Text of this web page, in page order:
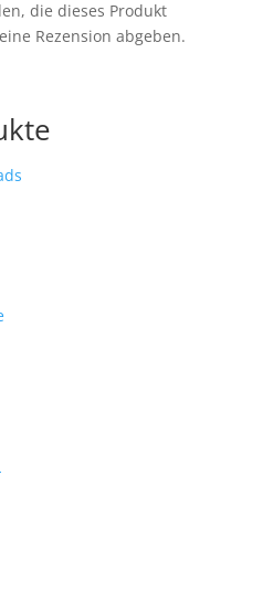
die dieses Produkt
Rezension abgeben.